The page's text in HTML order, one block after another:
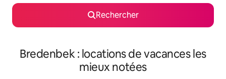
Rechercher
Bredenbek : locations de vacances les
mieux notées